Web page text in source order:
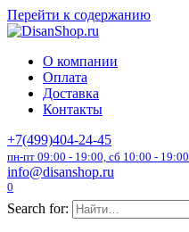
Перейти к содержанию
О компании
Оплата
Доставка
Контакты
+7(499)404-24-45
пн-пт 09:00 - 19:00, сб 10:00 - 19:00
info@disanshop.ru
0
Search for: